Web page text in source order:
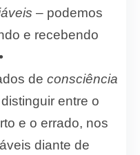
– podemos
e recebendo
de consciência
entre o
e o errado, nos
diante de